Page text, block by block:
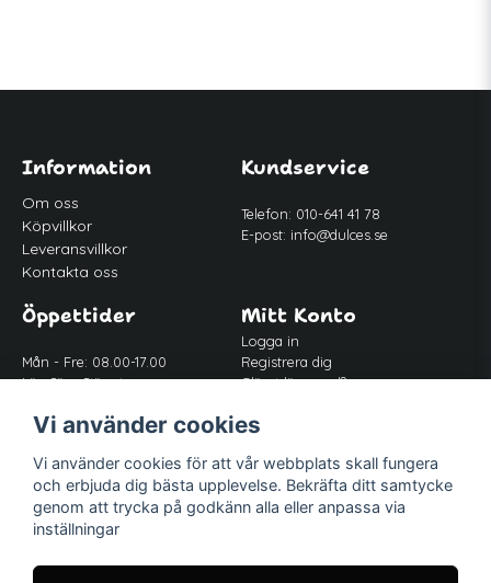
Information
Om oss
Köpvillkor
Leveransvillkor
Kontakta oss
Kundservice
Telefon: 010-641 41 78
E-post: info@dulces.se
Öppettider
Mån - Fre: 08.00-17.00
Lör-Sön: Stängt
Mitt Konto
Logga in
Registrera dig
Glömt lösenord?
Följ oss
Facebook
Instagram
Vi använder cookies
Vi använder cookies för att vår webbplats skall fungera
och erbjuda dig bästa upplevelse. Bekräfta ditt samtycke
genom att trycka på godkänn alla eller anpassa via
inställningar